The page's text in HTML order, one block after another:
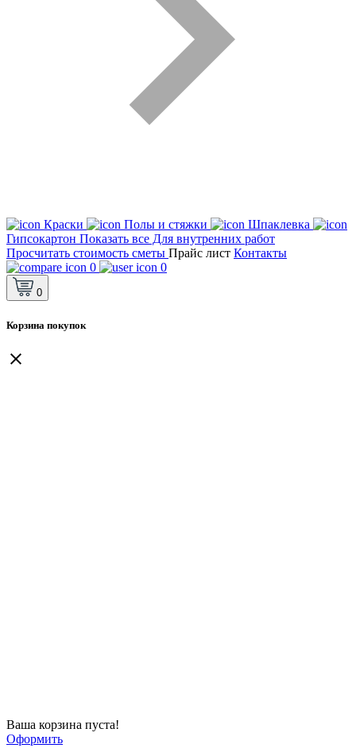
Краски Полы и стяжки
Шпаклевка
Гипсокартон Показать все Для внутренних работ
Просчитать стоимость сметы Прайс лист Контакты
0
0
0
Корзина покупок
Ваша корзина пуста!
Оформить